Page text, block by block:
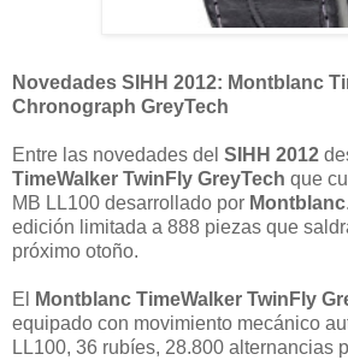
Novedades SIHH 2012: Montblanc
Chronograph GreyTech
Entre las novedades del SIHH 2012
TimeWalker TwinFly GreyTech que
MB LL100 desarrollado por Montblanc
edición limitada a 888 piezas que
próximo otoño.
El Montblanc TimeWalker TwinFly
equipado con movimiento mecánico
LL100, 36 rubíes, 28.800 alternancias